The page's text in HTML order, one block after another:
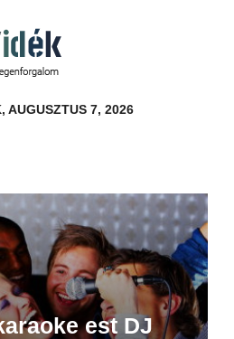
AUGUSZTUS 7, 2026
est DJ